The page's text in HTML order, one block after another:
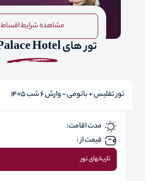
مشاهده شرایط اقساط
تور های Wine Palace Hotel
تور تفلیس + باتومی - وارش 6 شب 1405
مدت اقامت:
قیمت از :
تاریخهای تور